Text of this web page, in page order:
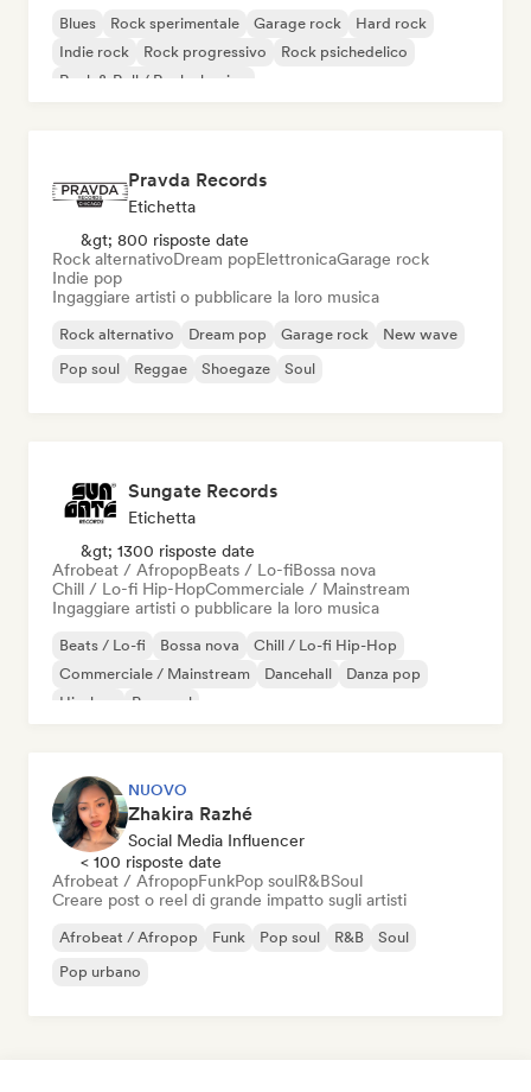
Blues Rock sperimentale Garage rock
Hard rock
Indie rock
Rock progressivo
Rock psichedelico
Rock & Roll / Rock classico
Pravda Records
Etichetta
&gt; 800 risposte date
Rock alternativoDream popElettronicaGarage rock
Indie pop
Ingaggiare artisti o pubblicare la loro musica
Rock alternativo Dream pop Garage rock
New wave
Pop soul
Reggae Shoegaze Soul
Sungate Records
Etichetta
&gt; 1300 risposte date
Afrobeat / AfropopBeats / Lo-fiBossa nova
Chill / Lo-fi Hip-HopCommerciale / Mainstream
Ingaggiare artisti o pubblicare la loro musica
Beats / Lo-fi Bossa nova
Chill / Lo-fi Hip-Hop
Commerciale / Mainstream
Dancehall
Danza pop
Hip-hop
Pop soul
NUOVO
Zhakira Razhé
Social Media Influencer
< 100 risposte date
Afrobeat / AfropopFunkPop soulR&BSoul
Creare post o reel di grande impatto sugli artisti
Afrobeat / Afropop Funk Pop soul R&B
Soul
Pop urbano